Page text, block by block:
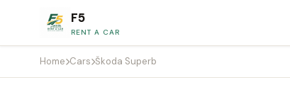
F5
RENT A CAR
Home Cars Škoda Superb